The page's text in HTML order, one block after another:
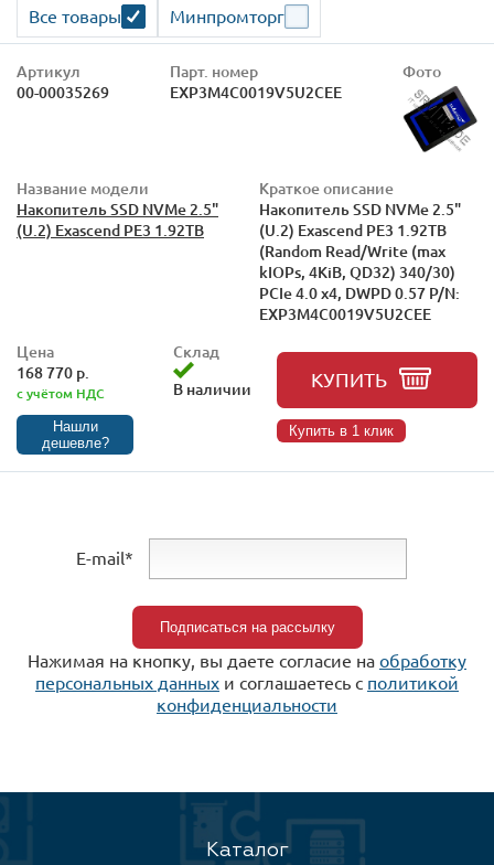
Все товары Минпромторг
Артикул
00-00035269
Парт. номер
EXP3M4C0019V5U2CEE
Фото
Название модели
Накопитель SSD NVMe 2.5"
(U.2) Exascend PE3 1.92TB
Краткое описание
Накопитель SSD NVMe 2.5"
(U.2) Exascend PE3 1.92TB
(Random Read/Write (max
kIOPs, 4KiB, QD32) 340/30)
PCIe 4.0 x4, DWPD 0.57 P/N:
EXP3M4C0019V5U2CEE
Цена
168 770 р.
с учётом НДС
Нашли
дешевле?
Склад
В наличии
КУПИТЬ
Купить в 1 клик
E-mail*
Нажимая на кнопку, вы даете согласие на обработку
персональных данных и соглашаетесь c политикой
конфиденциальности
Каталог